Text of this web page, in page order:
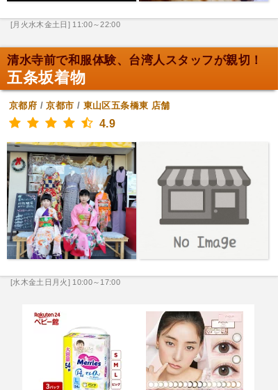
[月火水木金土日] 11:00～22:00
清水寺前で和服体験、台湾人スタッフが親切！
五条坂着物
京都府 /京都市 / 東山区五条橋東 店舗
4.9
[水木金土日月火] 10:00～17:00